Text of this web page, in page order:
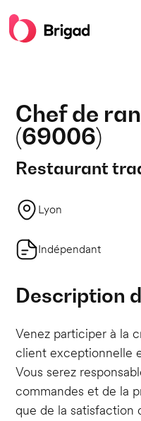
Chef de
(69006)
Restaurant
Lyon
Indépendant
Description
Venez participer à la
client exceptionnelle
Vous serez
commandes et de la
que de la satisfaction